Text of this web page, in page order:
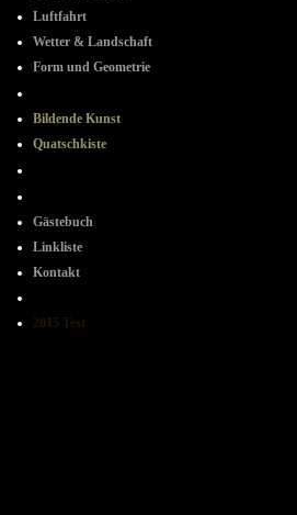
Luftfahrt
Wetter & Landschaft
Form und Geometrie
Bildende Kunst
Quatschkiste
Gästebuch
Linkliste
Kontakt
2015 Test